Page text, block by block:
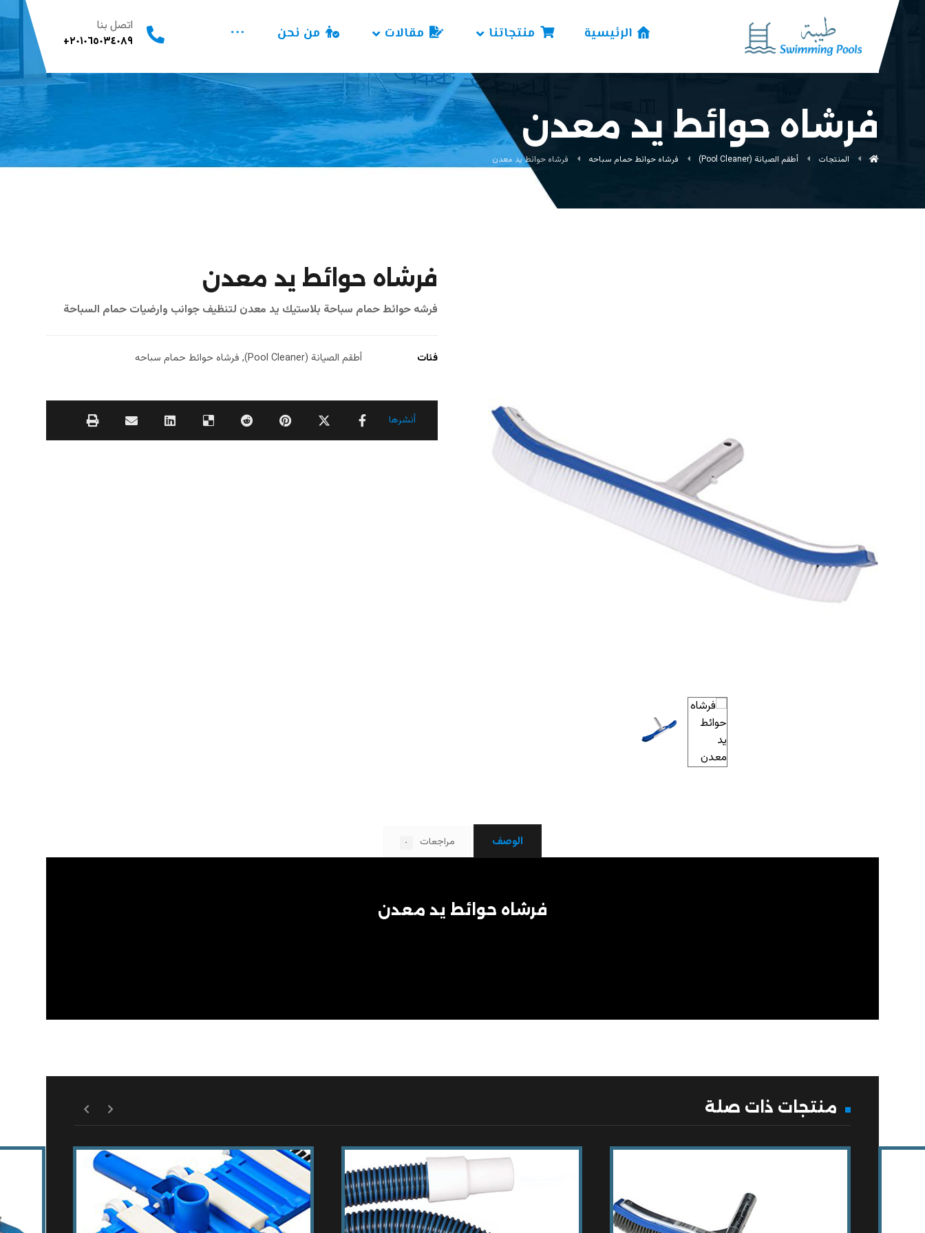
الرئيسية منتجاتنا مقالات من نحن
اتصل بنا
٢٠١٠٦٥٠٣٤٠٨٩+
فرشاه حوائط يد معدن
المنتجات أطقم الصيانة (Pool Cleaner) فرشاه حوائط حمام سباحه فرشاه حوائط يد معدن
فرشاه حوائط يد معدن
فرشه حوائط حمام سباحة بلاستيك يد معدن لتنظيف جوانب وارضيات حمام السباحة
فئات أطقم الصيانة (Pool Cleaner) , فرشاه حوائط حمام سباحه
الوصف مراجعات ٠
فرشاه حوائط يد معدن
منتجات ذات صلة